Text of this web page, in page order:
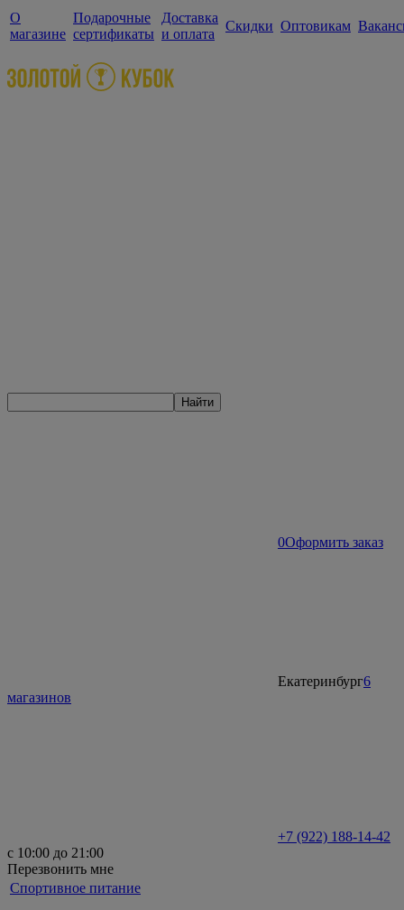
О
магазине
Подарочные
сертификаты
Доставка
и оплата
Скидки Оптовикам
Найти
0Оформить заказ
Екатеринбург6
магазинов
+7 (922) 188-14-42
с 10:00 до 21:00
Перезвонить мне
Спортивное питание